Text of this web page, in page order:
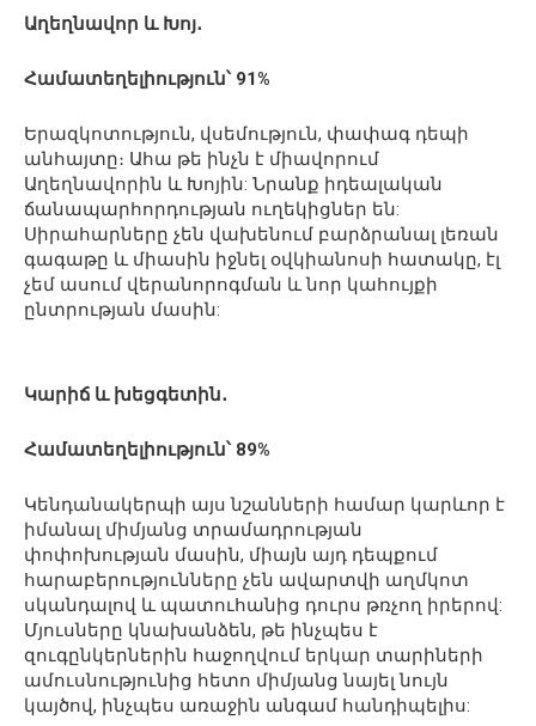
Աղեղնավոր և Խոյ․
Համատեղելիություն՝ 91%
Երազկոտություն, վսեմություն, փափագ դեպի
անհայտը։ Ահա թե ինչն է միավորում
Աղեղնավորին և Խոյին: Նրանք իդեալական
ճանապարհորդության ուղեկիցներ են:
Սիրահարները չեն վախենում բարձրանալ լեռան
գագաթը և միասին իջնել օվկիանոսի հատակը, էլ
չեմ ասում վերանորոգման և նոր կահույքի
ընտրության մասին:
Կարիճ և խեցգետին․
Համատեղելիություն՝ 89%
Կենդանակերպի այս նշանների համար կարևոր է
իմանալ միմյանց տրամադրության
փոփոխության մասին, միայն այդ դեպքում
հարաբերությունները չեն ավարտվի աղմկոտ
սկանդալով և պատուհանից դուրս թռչող իրերով:
Մյուսները կնախանձեն, թե ինչպես է
զուգընկերներին հաջողվում երկար տարիների
ամուսնությունից հետո միմյանց նայել նույն
կայծով, ինչպես առաջին անգամ հանդիպելիս: